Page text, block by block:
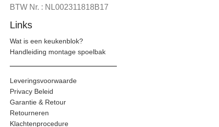
BTW Nr. : NL002311818B17
Links
Wat is een keukenblok?
Handleiding montage spoelbak
Leveringsvoorwaarde
Privacy Beleid
Garantie & Retour
Retourneren
Klachtenprocedure